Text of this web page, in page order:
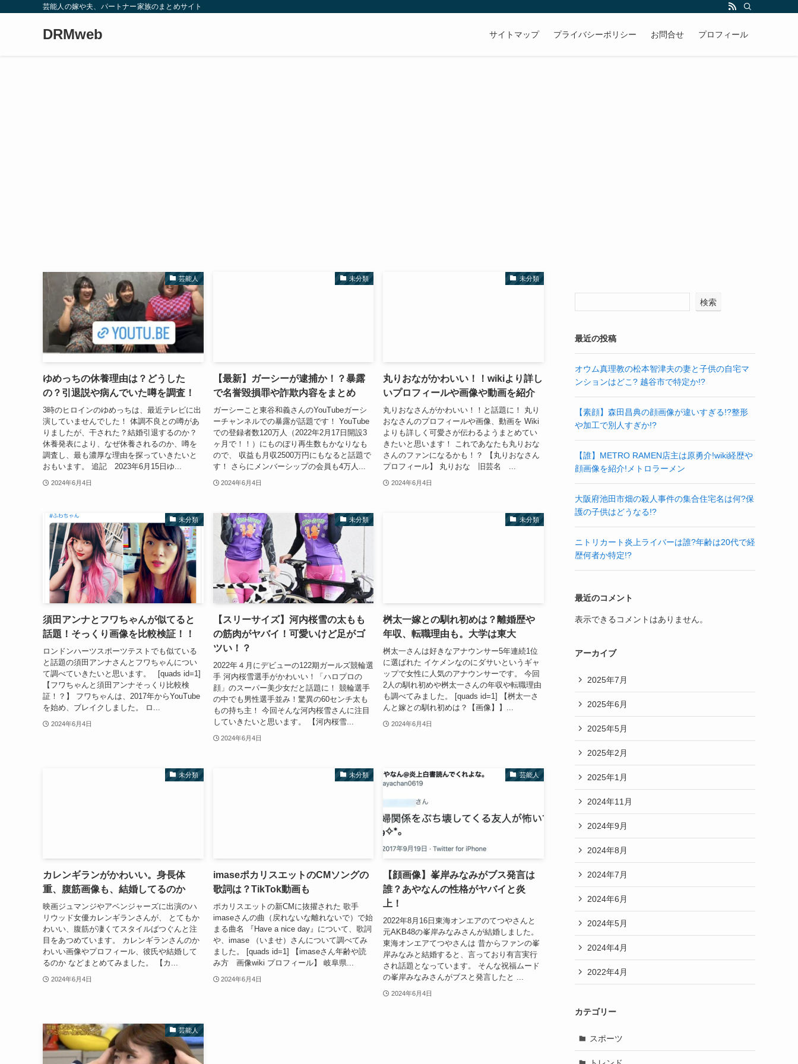
芸能人の嫁や夫、パートナー家族のまとめサイト
DRMweb サイトマップ プライバシーポリシー お問合せ プロフィール
芸能人
ゆめっちの休養理由は？どうした
の？引退説や病んでいた噂を調査！
3時のヒロインのゆめっちは、最近テレビに出
演していませんでした！ 体調不良との噂があ
りましたが、干された？結婚引退するのか？
休養発表により、なぜ休養されるのか、噂を
調査し、最も濃厚な理由を探っていきたいと
おもいます。 追記 2023年6月15日ゆ...
2024年6月4日
未分類
【最新】ガーシーが逮捕か！？暴露
で名誉毀損罪や詐欺内容をまとめ
ガーシーこと東谷和義さんのYouTubeガーシ
ーチャンネルでの暴露が話題です！ YouTube
での登録者数120万人（2022年2月17日開設3
ヶ月で！！）にものぼり再生数もかなりなも
ので、 収益も月収2500万円にもなると話題で
す！ さらにメンバーシップの会員も4万人...
2024年6月4日
未分類
丸りおながかわいい！！wikiより詳し
いプロフィールや画像や動画を紹介
丸りおなさんがかわいい！！と話題に！ 丸り
おなさんのプロフィールや画像、動画を Wiki
よりも詳しく可愛さが伝わるようまとめてい
きたいと思います！ これであなたも丸りおな
さんのファンになるかも！？ 【丸りおなさん
プロフィール】 丸りおな 旧芸名 ...
2024年6月4日
未分類
須田アンナとフワちゃんが似てると
話題！そっくり画像を比較検証！！
ロンドンハーツスポーツテストでも似ている
と話題の須田アンナさんとフワちゃんについ
て調べていきたいと思います。 [quads id=1]
【フワちゃんと須田アンナそっくり比較検
証！？】 フワちゃんは、2017年からYouTube
を始め、ブレイクしました。 ロ...
2024年6月4日
未分類
【スリーサイズ】河内桜雪の太もも
の筋肉がヤバイ！可愛いけど足がゴ
ツい！？
2022年４月にデビューの122期ガールズ競輪選
手 河内桜雪選手がかわいい！「ハロプロの
顔」のスーパー美少女だと話題に！ 競輪選手
の中でも男性選手並み！驚異の60センチ太も
もの持ち主！ 今回そんな河内桜雪さんに注目
していきたいと思います。 【河内桜雪...
2024年6月4日
未分類
桝太一嫁との馴れ初めは？離婚歴や
年収、転職理由も。大学は東大
桝太一さんは好きなアナウンサー5年連続1位
に選ばれた イケメンなのにダサいというギャ
ップで女性に人気のアナウンサーです。 今回
2人の馴れ初めや桝太一さんの年収や転職理由
も調べてみました。 [quads id=1] 【桝太一さ
んと嫁との馴れ初めは？【画像】】...
2024年6月4日
未分類
カレンギランがかわいい。身長体
重、腹筋画像も、結婚してるのか
映画ジュマンジやアベンジャーズに出演のハ
リウッド女優カレンギランさんが、 とてもか
わいい、腹筋が凄くてスタイルばつぐんと注
目をあつめています。 カレンギランさんのか
わいい画像やプロフィール、彼氏や結婚して
るのか などまとめてみました。 【カ...
2024年6月4日
未分類
imaseポカリスエットのCMソングの
歌詞は？TikTok動画も
ポカリスエットの新CMに抜擢された 歌手
imaseさんの曲（戻れないな離れないで）で始
まる曲名 『Have a nice day』について、歌詞
や、imase （いませ）さんについて調べてみ
ました。 [quads id=1] 【imaseさん年齢や読
み方 画像wiki プロフィール】 岐阜県...
2024年6月4日
芸能人
【顔画像】峯岸みなみがブス発言は
誰？あやなんの性格がヤバイと炎
上！
2022年8月16日東海オンエアのてつやさんと
元AKB48の峯岸みなみさんが結婚しました。
東海オンエアてつやさんは 昔からファンの峯
岸みなみと結婚すると、言っており有言実行
され話題となっています。 そんな祝福ムード
の峯岸みなみさんがブスと発言したと ...
2024年6月4日
芸能人
検索
最近の投稿
オウム真理教の松本智津夫の妻と子供の自宅マ
ンションはどこ? 越谷市で特定か!?
【素顔】森田昌典の顔画像が違いすぎる!?整形
や加工で別人すぎか!?
【誰】METRO RAMEN店主は原勇介!wiki経歴や
顔画像を紹介!メトロラーメン
大阪府池田市畑の殺人事件の集合住宅名は何?保
護の子供はどうなる!?
ニトリカート炎上ライバーは誰?年齢は20代で経
歴何者か特定!?
最近のコメント
表示できるコメントはありません。
アーカイブ
2025年7月
2025年6月
2025年5月
2025年2月
2025年1月
2024年11月
2024年9月
2024年8月
2024年7月
2024年6月
2024年5月
2024年4月
2022年4月
カテゴリー
スポーツ